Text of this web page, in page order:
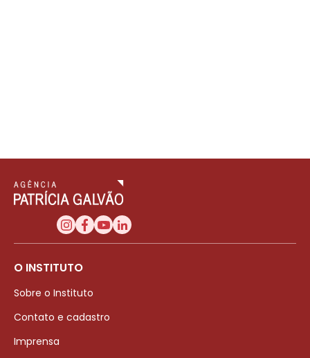
O INSTITUTO
Sobre o Instituto
Contato e cadastro
Imprensa